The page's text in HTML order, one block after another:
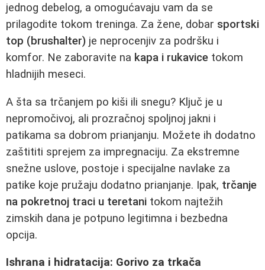
jednog debelog, a omogućavaju vam da se
prilagodite tokom treninga. Za žene, dobar sportski
top (brushalter) je neprocenjiv za podršku i
komfor. Ne zaboravite na kapa i rukavice tokom
hladnijih meseci.
A šta sa trčanjem po kiši ili snegu? Ključ je u
nepromočivoj, ali prozračnoj spoljnoj jakni i
patikama sa dobrom prianjanju. Možete ih dodatno
zaštititi sprejem za impregnaciju. Za ekstremne
snežne uslove, postoje i specijalne navlake za
patike koje pružaju dodatno prianjanje. Ipak, trčanje
na pokretnoj traci u teretani tokom najtežih
zimskih dana je potpuno legitimna i bezbedna
opcija.
Ishrana i hidratacija: Gorivo za trkača